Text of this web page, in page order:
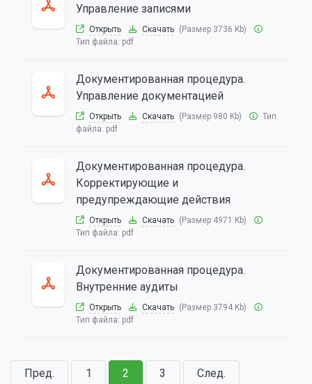
Управление записями
Открыть Скачать (Размер 3736 Kb)
Тип файла: pdf
Документированная процедура.
Управление документацией
Открыть Скачать (Размер 980 Kb)
Тип
файла: pdf
Документированная процедура.
Корректирующие и
предупреждающие действия
Открыть Скачать (Размер 4971 Kb)
Тип файла: pdf
Документированная процедура.
Внутренние аудиты
Открыть Скачать (Размер 3794 Kb)
Тип файла: pdf
Пред. 1 2 3 След.